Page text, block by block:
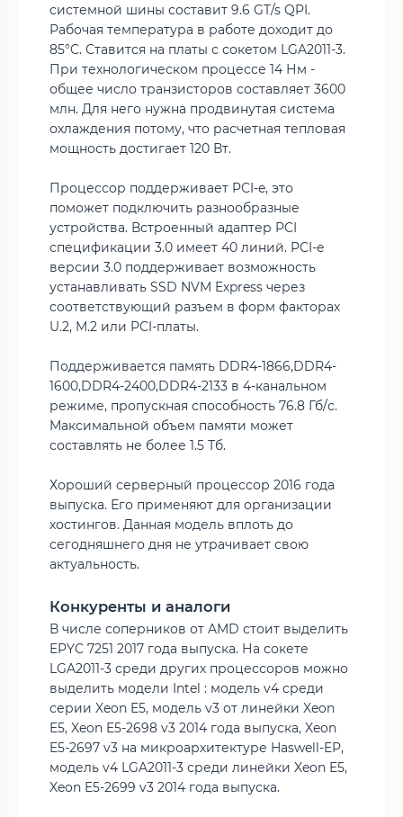
системной шины составит 9.6 GT/s QPI.
Рабочая температура в работе доходит до
85°C. Ставится на платы с сокетом LGA2011-3.
При технологическом процессе 14 Нм -
общее число транзисторов составляет 3600
млн. Для него нужна продвинутая система
охлаждения потому, что расчетная тепловая
мощность достигает 120 Вт.
Процессор поддерживает PCI-e, это
поможет подключить разнообразные
устройства. Встроенный адаптер PCI
спецификации 3.0 имеет 40 линий. PCI-e
версии 3.0 поддерживает возможность
устанавливать SSD NVM Express через
соответствующий разъем в форм факторах
U.2, M.2 или PCI-платы.
Поддерживается память DDR4-1866,DDR4-
1600,DDR4-2400,DDR4-2133 в 4-канальном
режиме, пропускная способность 76.8 Гб/с.
Максимальной объем памяти может
составлять не более 1.5 Тб.
Хороший серверный процессор 2016 года
выпуска. Его применяют для организации
хостингов. Данная модель вплоть до
сегодняшнего дня не утрачивает свою
актуальность.
Конкуренты и аналоги
В числе соперников от AMD стоит выделить
EPYC 7251 2017 года выпуска. На сокете
LGA2011-3 среди других процессоров можно
выделить модели Intel : модель v4 среди
серии Xeon E5, модель v3 от линейки Xeon
E5, Xeon E5-2698 v3 2014 года выпуска, Xeon
E5-2697 v3 на микроархитектуре Haswell-EP,
модель v4 LGA2011-3 среди линейки Xeon E5,
Xeon E5-2699 v3 2014 года выпуска.